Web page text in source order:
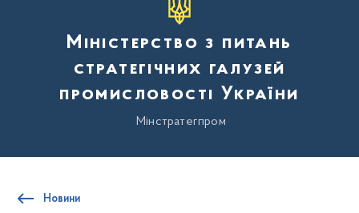
Міністерство з питань
стратегічних галузей
промисловості України
Мінстратегпром
Новини